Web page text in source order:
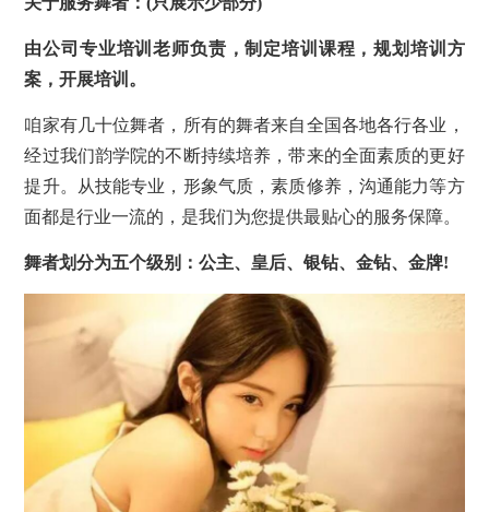
由公司专业培训老师负责，制定培训课程，规划培训方
案，开展培训。
咱家有几十位舞者，所有的舞者来自全国各地各行各业，
经过我们韵学院的不断持续培养，带来的全面素质的更好
提升。从技能专业，形象气质，素质修养，沟通能力等方
面都是行业一流的，是我们为您提供最贴心的服务保障。
舞者划分为五个级别：公主、皇后、银钻、金钻、金牌!